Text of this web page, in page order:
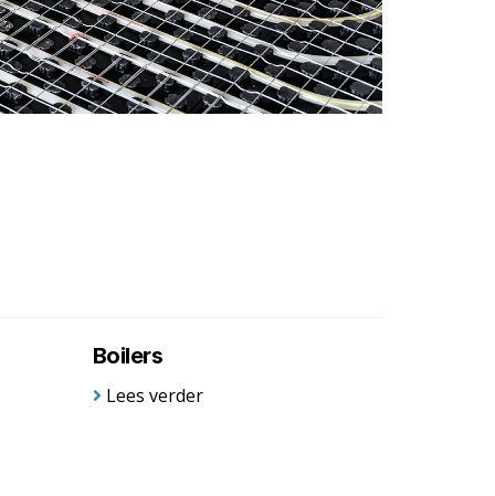
Boilers
Lees verder